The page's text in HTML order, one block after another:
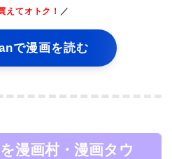
えてオトク！ ／
で漫画を読む
漫画村・漫画タウ